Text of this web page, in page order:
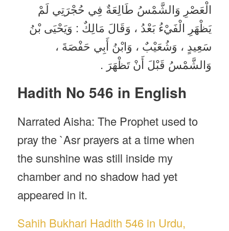
الْعَصْرِ وَالشَّمْسُ طَالِعَةٌ فِي حُجْرَتِي لَمْ
يَظْهَرِ الْفَيْءُ بَعْدُ ، وَقَالَ مَالِكٌ : وَيَحْيَى بْنُ
سَعِيدٍ ، وَشُعَيْبٌ ، وَابْنُ أَبِي حَفْصَةَ ،
وَالشَّمْسُ قَبْلَ أَنْ تَظْهَرَ .
Hadith No 546 in English
Narrated Aisha: The Prophet used to
pray the `Asr prayers at a time when
the sunshine was still inside my
chamber and no shadow had yet
appeared in it.
Sahih Bukhari Hadith 546 in Urdu,